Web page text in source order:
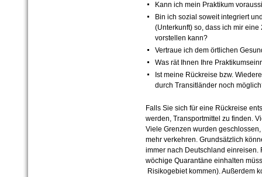
Kann ich mein Praktikum
Bin ich sozial soweit integriert
(Unterkunft) so, dass ich mir
vorstellen kann?
Vertraue ich dem örtlichen
Was rät Ihnen Ihre
Ist meine Rückreise bzw.
durch Transitländer noch
Falls Sie sich für eine Rückreise
werden, Transportmittel zu finden.
Viele Grenzen wurden
mehr verkehren. Grundsätzlich
immer nach Deutschland einreisen.
wöchige Quarantäne einhalten
Risikogebiet kommen). Außerdem